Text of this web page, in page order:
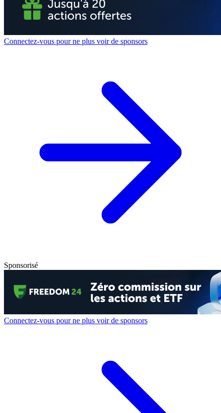
Connectez-vous pour ne plus voir de sponsors
Sponsorisé
Connectez-vous pour ne plus voir de sponsors